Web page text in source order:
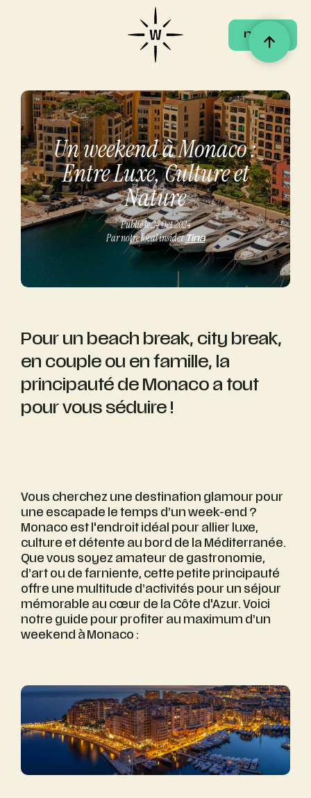
menu
menu
Un weekend à Monaco :
Entre Luxe, Culture et
Nature
Publié le 24 Oct 2024
Par notre local insiderTina
Pour un beach break, city break,
en couple ou en famille, la
principauté de Monaco a tout
pour vous séduire !
Vous cherchez une destination glamour pour
une escapade le temps d’un week-end ?
Monaco est l'endroit idéal pour allier luxe,
culture et détente au bord de la Méditerranée.
Que vous soyez amateur de gastronomie,
d’art ou de farniente, cette petite principauté
offre une multitude d’activités pour un séjour
mémorable au cœur de la Côte d'Azur. Voici
notre guide pour profiter au maximum d’un
weekend à Monaco :